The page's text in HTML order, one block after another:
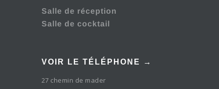
Salle de réception
Salle de cocktail
VOIR LE TÉLÉPHONE →
27 chemin de mader